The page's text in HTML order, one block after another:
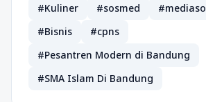
#Kuliner
#sosmed
#Bisnis
#cpns
#Pesantren Modern di Bandung
#SMA Islam Di Bandung